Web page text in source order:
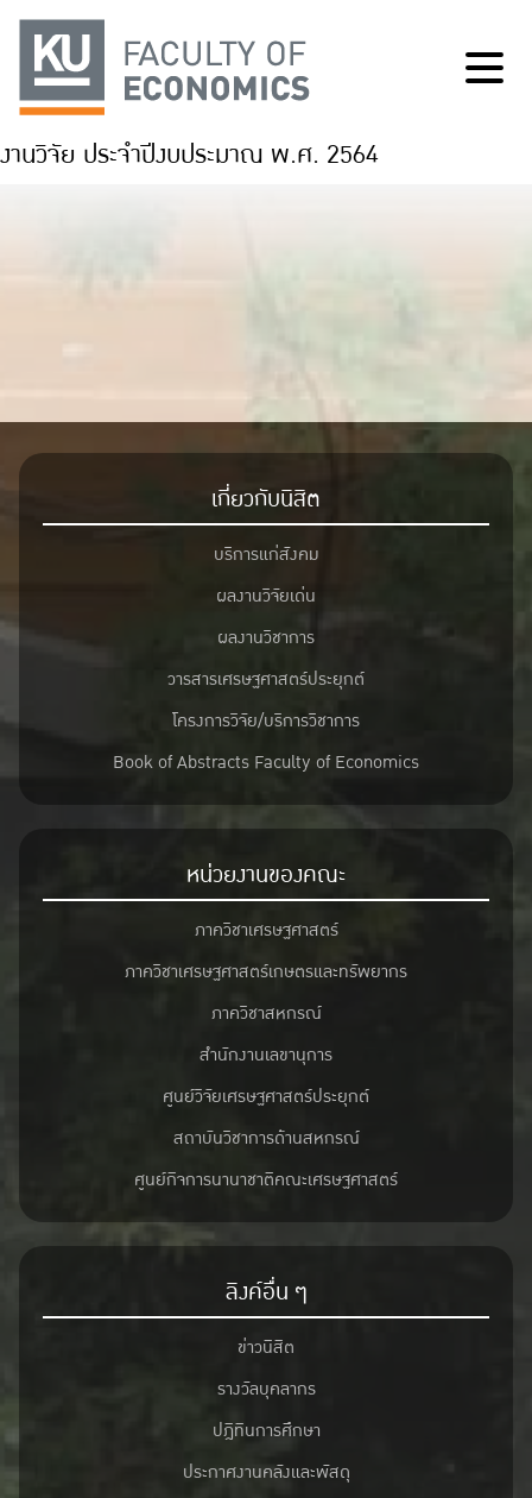
งานวิจัย ประจำปีงบประมาณ พ.ศ. 2564
เกี่ยวกับนิสิต
บริการแก่สังคม
ผลงานวิจัยเด่น
ผลงานวิชาการ
วารสารเศรษฐศาสตร์ประยุกต์
โครงการวิจัย/บริการวิชาการ
Book of Abstracts Faculty of Economics
หน่วยงานของคณะ
ภาควิชาเศรษฐศาสตร์
ภาควิชาเศรษฐศาสตร์เกษตรและทรัพยากร
ภาควิชาสหกรณ์
สำนักงานเลขานุการ
ศูนย์วิจัยเศรษฐศาสตร์ประยุกต์
สถาบันวิชาการด้านสหกรณ์
ศูนย์กิจการนานาชาติคณะเศรษฐศาสตร์
ลิงค์อื่น ๆ
ข่าวนิสิต
รางวัลบุคลากร
ปฎิทินการศึกษา
ประกาศงานคลังและพัสดุ